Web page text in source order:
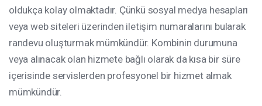
oldukça kolay olmaktadır. Çünkü sosyal medya hesapları
veya web siteleri üzerinden iletişim numaralarını bularak
randevu oluşturmak mümkündür. Kombinin durumuna
veya alınacak olan hizmete bağlı olarak da kısa bir süre
içerisinde servislerden profesyonel bir hizmet almak
mümkündür.